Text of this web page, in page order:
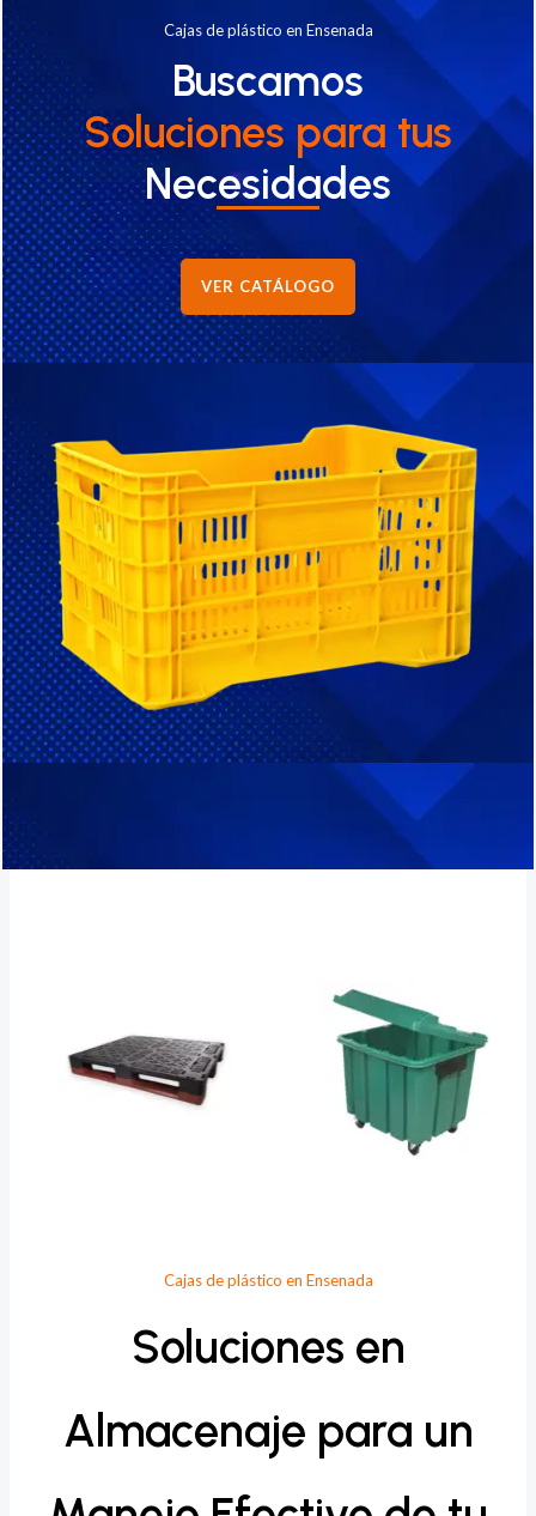
Cajas de plástico en Ensenada
Buscamos
Soluciones para tus
Necesidades
VER CATÁLOGO
Cajas de plástico en Ensenada
Soluciones en
Almacenaje para un